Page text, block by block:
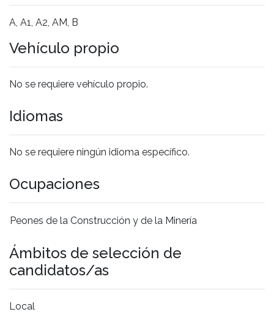
A, A1, A2, AM, B
Vehículo propio
No se requiere vehículo propio.
Idiomas
No se requiere ningún idioma específico.
Ocupaciones
Peones de la Construcción y de la Minería
Ámbitos de selección de
candidatos/as
Local